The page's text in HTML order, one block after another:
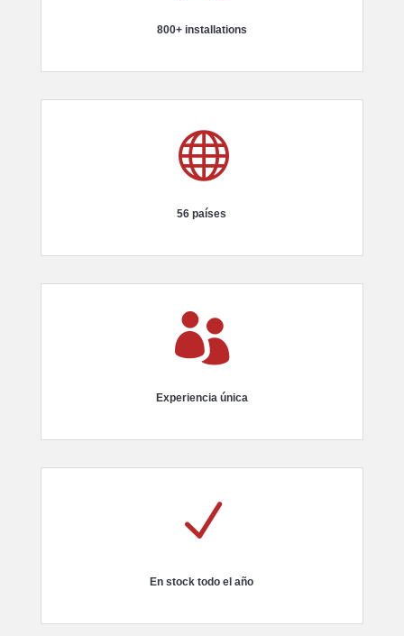
800+ installations

56 países

Experiencia única
N
En stock todo el año